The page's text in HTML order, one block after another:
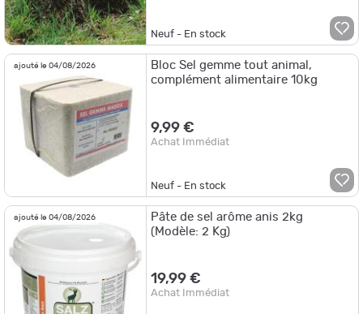
Neuf - En stock
ajouté le 04/08/2026
Bloc Sel gemme tout animal,
complément alimentaire 10kg
9,99 €
Achat Immédiat
Neuf - En stock
ajouté le 04/08/2026
Pâte de sel arôme anis 2kg
(Modèle: 2 Kg)
19,99 €
Achat Immédiat